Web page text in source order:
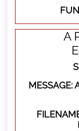
A
MESSAGE: